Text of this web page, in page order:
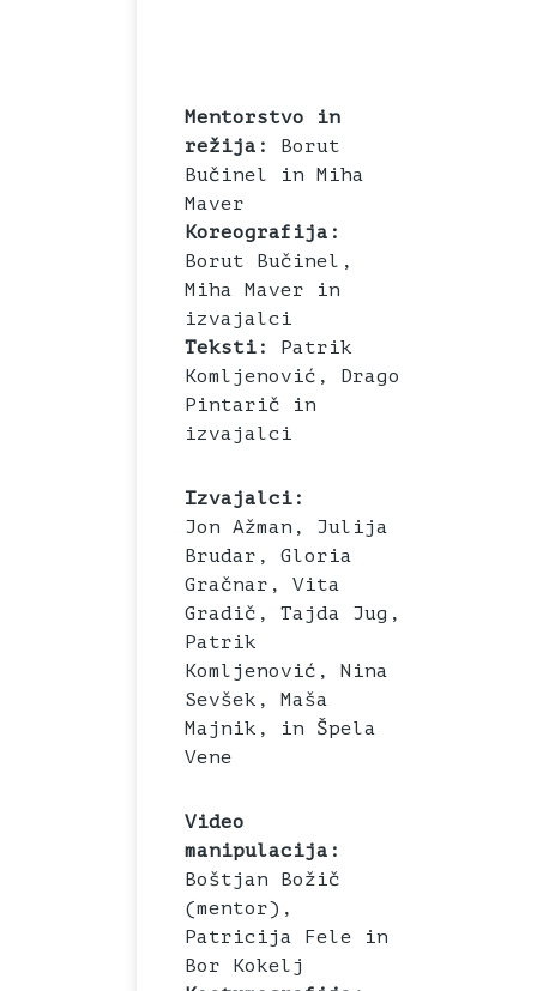
Mentorstvo in
režija: Borut
Bučinel in Miha
Maver
Koreografija:
Borut Bučinel,
Miha Maver in
izvajalci
Teksti:
Patrik
Komljenović, Drago
Pintarič in
izvajalci
Izvajalci:
Jon Ažman, Julija
Brudar, Gloria
Gračnar, Vita
Gradič, Tajda Jug,
Patrik
Komljenović, Nina
Sevšek, Maša
Majnik, in Špela
Vene
Video
manipulacija:
Boštjan Božič
(mentor),
Patricija Fele in
Bor Kokelj